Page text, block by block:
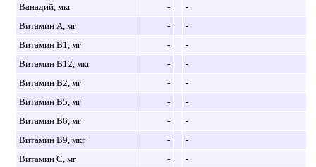
Ванадий, мкг
-
-
Витамин A, мг
-
-
Витамин B1, мг
-
-
Витамин B12, мкг
-
-
Витамин B2, мг
-
-
Витамин B5, мг
-
-
Витамин B6, мг
-
-
Витамин B9, мкг
-
-
Витамин C, мг
-
-